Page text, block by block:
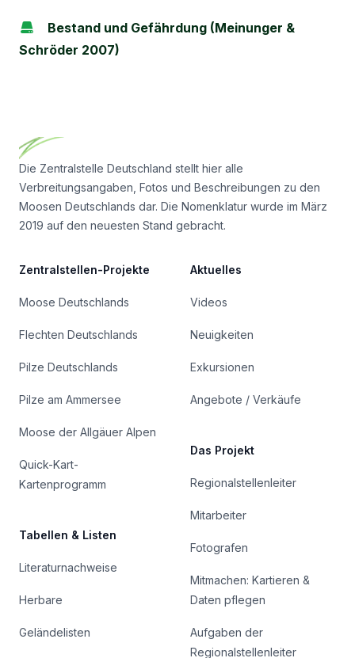
Bestand und Gefährdung (Meinunger &
Schröder 2007)
Die Zentralstelle Deutschland stellt hier alle
Verbreitungsangaben, Fotos und Beschreibungen zu den
Moosen Deutschlands dar. Die Nomenklatur wurde im März
2019 auf den neuesten Stand gebracht.
Zentralstellen-Projekte
Moose Deutschlands
Flechten Deutschlands
Pilze Deutschlands
Pilze am Ammersee
Moose der Allgäuer Alpen
Quick-Kart-
Kartenprogramm
Tabellen & Listen
Literaturnachweise
Herbare
Geländelisten
Aktuelles
Videos
Neuigkeiten
Exkursionen
Angebote / Verkäufe
Das Projekt
Regionalstellenleiter
Mitarbeiter
Fotografen
Mitmachen: Kartieren &
Daten pflegen
Aufgaben der
Regionalstellenleiter